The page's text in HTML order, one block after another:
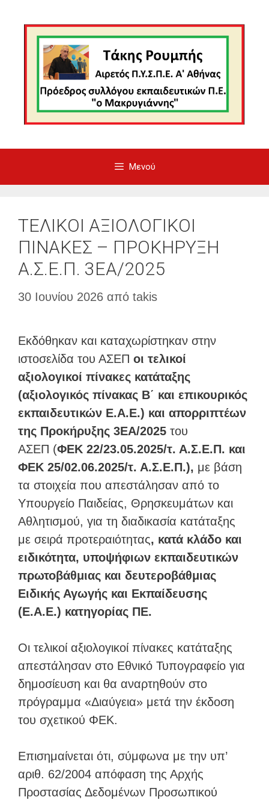
περιεχόμενο
Μενού
ΤΕΛΙΚΟΙ ΑΞΙΟΛΟΓΙΚΟΙ
ΠΙΝΑΚΕΣ – ΠΡΟΚΗΡΥΞΗ
Α.Σ.Ε.Π. 3ΕΑ/2025
30 Ιουνίου 2026 από takis
Εκδόθηκαν και καταχωρίστηκαν στην
ιστοσελίδα του ΑΣΕΠ οι τελικοί
αξιολογικοί πίνακες κατάταξης
(αξιολογικός πίνακας Β΄ και επικουρικός
εκπαιδευτικών Ε.Α.Ε.) και απορριπτέων
της Προκήρυξης 3ΕΑ/2025 του
ΑΣΕΠ (ΦΕΚ 22/23.05.2025/τ. Α.Σ.Ε.Π. και
ΦΕΚ 25/02.06.2025/τ. Α.Σ.Ε.Π.), με βάση
τα στοιχεία που απεστάλησαν από το
Υπουργείο Παιδείας, Θρησκευμάτων και
Αθλητισμού, για τη διαδικασία κατάταξης
με σειρά προτεραιότητας, κατά κλάδο και
ειδικότητα, υποψήφιων εκπαιδευτικών
πρωτοβάθμιας και δευτεροβάθμιας
Ειδικής Αγωγής και Εκπαίδευσης
(Ε.Α.Ε.) κατηγορίας ΠΕ.
Οι τελικοί αξιολογικοί πίνακες κατάταξης
απεστάλησαν στο Εθνικό Τυπογραφείο για
δημοσίευση και θα αναρτηθούν στο
πρόγραμμα «Διαύγεια» μετά την έκδοση
του σχετικού ΦΕΚ.
Επισημαίνεται ότι, σύμφωνα με την υπ’
αριθ. 62/2004 απόφαση της Αρχής
Προστασίας Δεδομένων Προσωπικού